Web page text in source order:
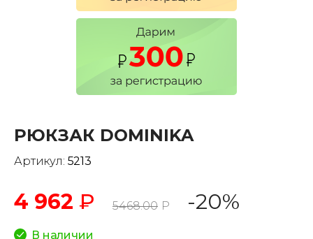
РЮКЗАК DOMINIKA
Артикул: 5213
4 962 ₽ 5468.00 Р -20%
В наличии